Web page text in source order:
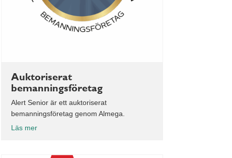
Auktoriserat
bemanningsföretag
Alert Senior är ett auktoriserat
bemanningsföretag genom Almega.
Läs mer